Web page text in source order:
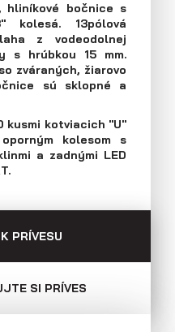
vedľa ložnej
bočnice)
a hliníkové
hliníkové bočnice s
kolesá. 13pólová
z vodeodolnej
s hrúbkou 15 mm.
zváraných, žiarovo
sú sklopné a
kusmi kotviacich "U"
kolesom s
a zadnými LED
PRÍVESU
SI PRÍVES